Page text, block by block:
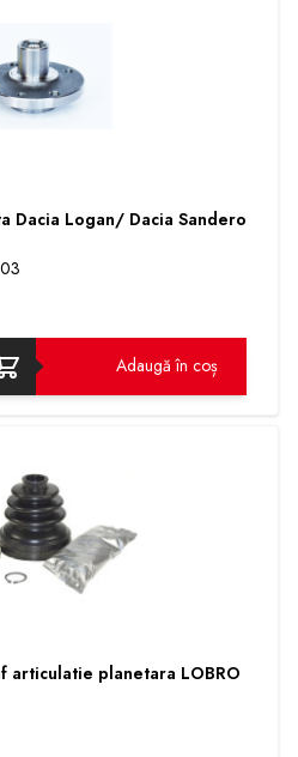
Dacia Logan/ Dacia Sandero
Adaugă în coș
articulatie planetara LOBRO